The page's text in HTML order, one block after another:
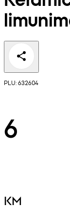
PLU: 632604
6
KM